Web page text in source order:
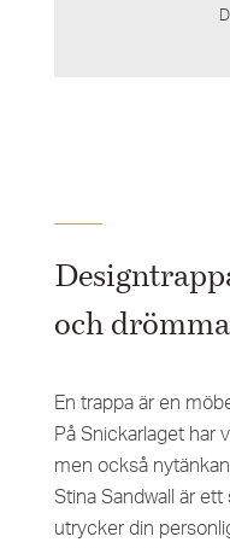
och
En trappa är en
På Snickarlaget har
men också
Stina Sandwall är
utrycker din